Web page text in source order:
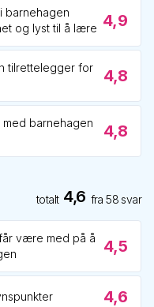
barnehagen
og lyst til å lære 4,9
tilrettelegger for
4,8
barnehagen
4,8
totalt 4,6 fra58 svar
være med på å
4,5
4,6